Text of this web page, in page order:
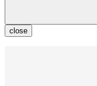
close